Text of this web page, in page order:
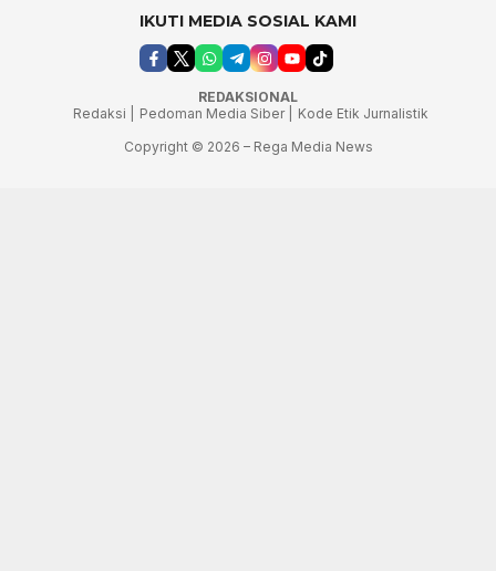
IKUTI MEDIA SOSIAL KAMI
REDAKSIONAL
Redaksi |
Pedoman Media Siber |
Kode Etik Jurnalistik
Copyright © 2026 – Rega Media News